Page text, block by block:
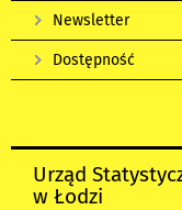
Newsletter
Dostępność
Urząd
w Łodzi